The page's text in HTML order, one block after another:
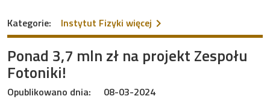
Kategorie: Instytut Fizyki więcej na temat Nadchodząca
Ponad 3,7 mln zł na projekt Zespołu
Fotoniki!
Opublikowano dnia:
08-03-2024